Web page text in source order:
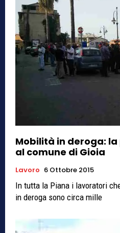
Mobilità in deroga:
al comune di Gioia
Lavoro 6 Ottobre 2015
In tutta la Piana i lavoratori
in deroga sono circa mille